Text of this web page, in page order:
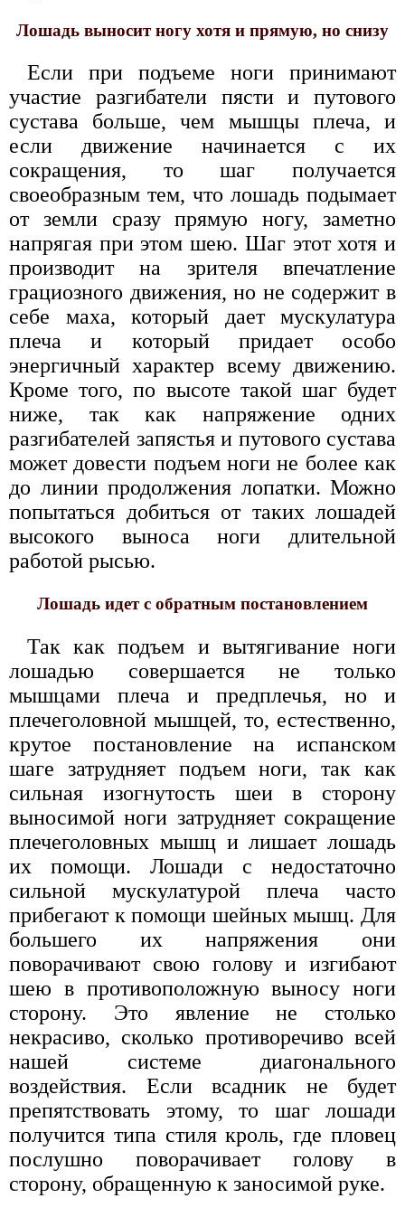
Лошадь выносит ногу хотя и прямую, но снизу
Если при подъеме ноги принимают
участие разгибатели пясти и путового
сустава больше, чем мышцы плеча, и
если движение начинается с их
сокращения, то шаг получается
своеобразным тем, что лошадь подымает
от земли сразу прямую ногу, заметно
напрягая при этом шею. Шаг этот хотя и
производит на зрителя впечатление
грациозного движения, но не содержит в
себе маха, который дает мускулатура
плеча и который придает особо
энергичный характер всему движению.
Кроме того, по высоте такой шаг будет
ниже, так как напряжение одних
разгибателей запястья и путового сустава
может довести подъем ноги не более как
до линии продолжения лопатки. Можно
попытаться добиться от таких лошадей
высокого выноса ноги длительной
работой рысью.
Лошадь идет с обратным постановлением
Так как подъем и вытягивание ноги
лошадью совершается не только
мышцами плеча и предплечья, но и
плечеголовной мышцей, то, естественно,
крутое постановление на испанском
шаге затрудняет подъем ноги, так как
сильная изогнутость шеи в сторону
выносимой ноги затрудняет сокращение
плечеголовных мышц и лишает лошадь
их помощи. Лошади с недостаточно
сильной мускулатурой плеча часто
прибегают к помощи шейных мышц. Для
большего их напряжения они
поворачивают свою голову и изгибают
шею в противоположную выносу ноги
сторону. Это явление не столько
некрасиво, сколько противоречиво всей
нашей системе диагонального
воздействия. Если всадник не будет
препятствовать этому, то шаг лошади
получится типа стиля кроль, где пловец
послушно поворачивает голову в
сторону, обращенную к заносимой руке.